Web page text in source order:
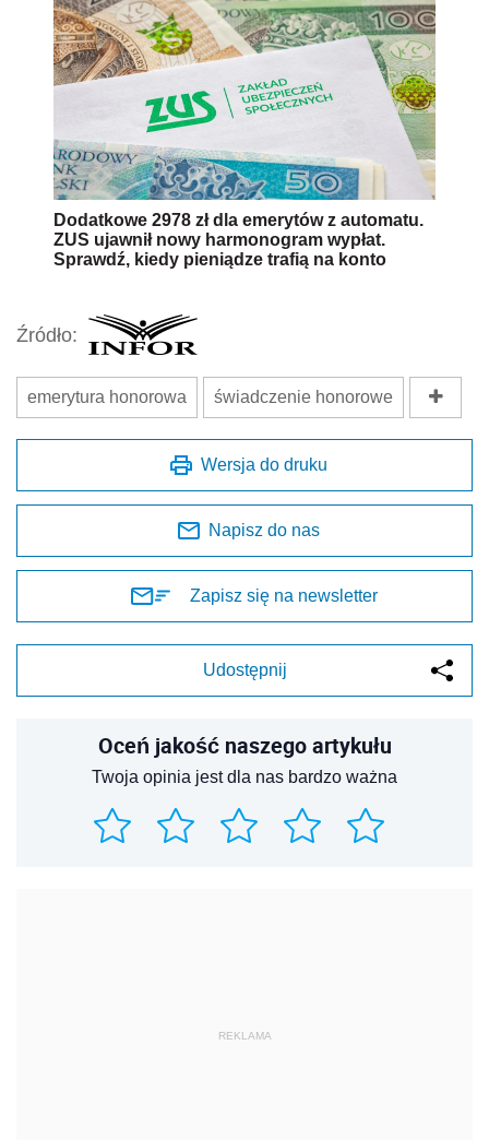
Dodatkowe 2978 zł dla emerytów z automatu.
ZUS ujawnił nowy harmonogram wypłat.
Sprawdź, kiedy pieniądze trafią na konto
Źródło:
emerytura honorowa świadczenie honorowe
Wersja do druku
Napisz do nas
Zapisz się na newsletter
Udostępnij
Oceń jakość naszego artykułu
Twoja opinia jest dla nas bardzo ważna
REKLAMA